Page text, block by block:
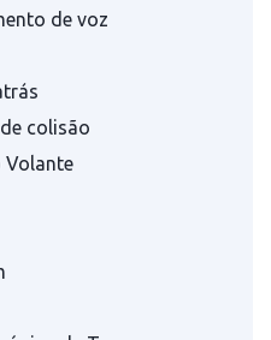
de voz
colisão
Volante